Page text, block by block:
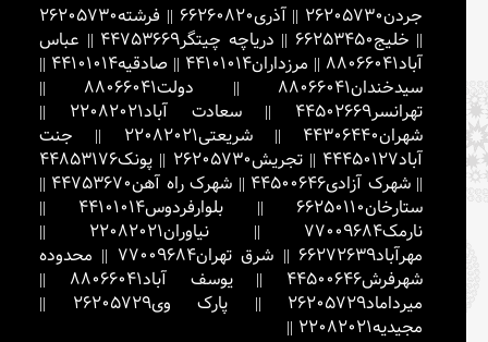
جردن26205730
||آذری66260820
|| فرشته26205730
|| خلیج66253450
|| دریاچه چیتگر44753669
|| عباس
آباد88066041
|| مرزداران44101014
|| صادقیه44101014
||
سیدخندان88066041
|| دولت88066041
||
تهرانسر44502669
||سعادت آباد22082021
||
شهران44306440
||شریعتی22082021
|| جنت
آباد44450127
||تجریش26205730
|| پونک44853176
||شهرک آزادی44500646
|| شهرک راه آهن44753670
||
ستارخان66250110
|| بلوارفردوس44101014
||
نارمک77009684
|| نیاوران22082021
||
مهرآباد66272639
|| شرق تهران77009684
|| محدوده
شهرفرش44500646
||یوسف آباد88066041
||
میرداماد26205729
|| پارک وی26205729
||
مجیدیه22082021
||